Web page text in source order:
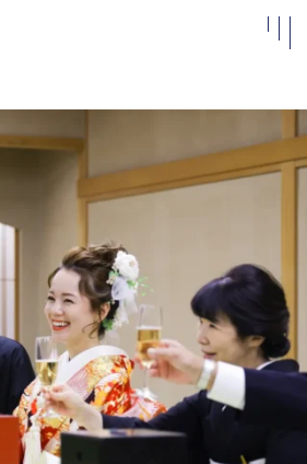
施設案内
よくある
アクセス
お知らせ
ベストレ
ート保証
ブライダルフェア